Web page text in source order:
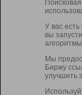
У вас
вы
Мы
Биржу
улучшить